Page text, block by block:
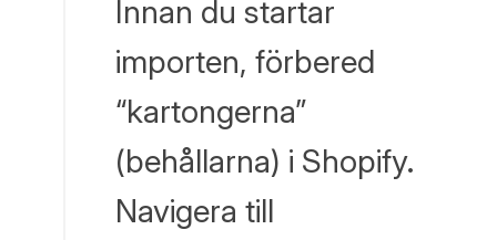
Innan du startar
importen, förbered
“kartongerna”
(behållarna) i Shopify.
Navigera till